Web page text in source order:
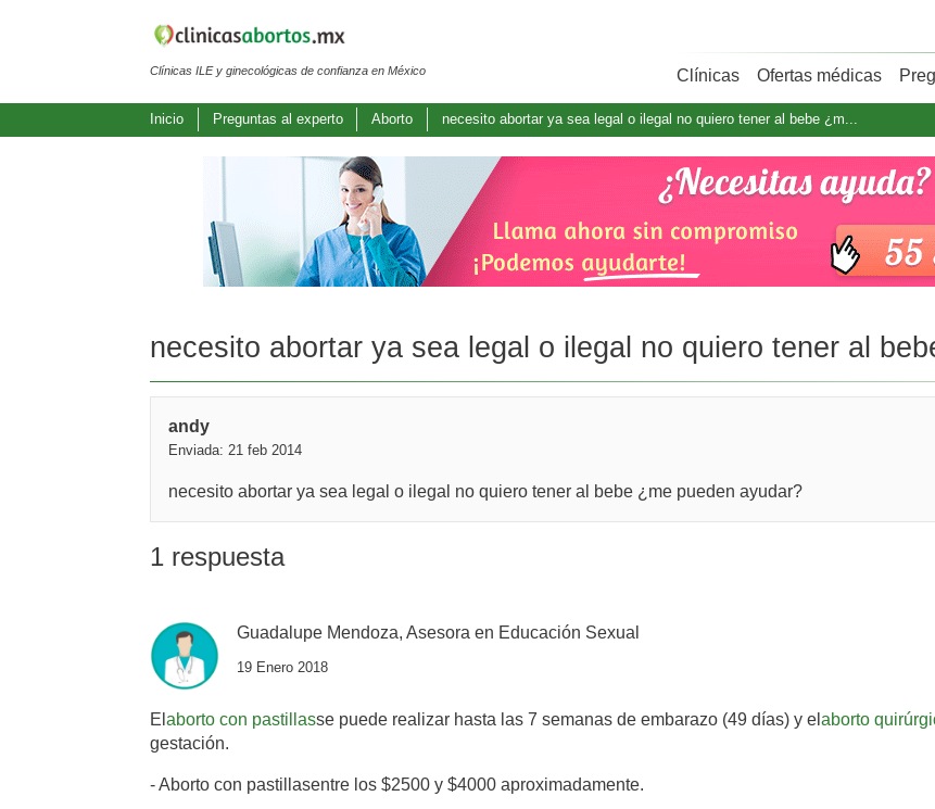
Clínicas ILE y ginecológicas de confianza en México Clínicas Ofertas médicas
Inicio Preguntas al experto Aborto necesito abortar ya sea legal o ilegal no quiero tener al bebe ¿m...
necesito abortar ya sea legal o ilegal no quiero tener al
andy
Enviada: 21 feb 2014
necesito abortar ya sea legal o ilegal no quiero tener al bebe ¿me pueden ayudar?
1 respuesta
Guadalupe Mendoza, Asesora en Educación Sexual
19 Enero 2018
El aborto con pastillasse puede realizar hasta las 7 semanas de embarazo (49 días) y el aborto
gestación.
- Aborto con pastillasentre los $2500 y $4000 aproximadamente.